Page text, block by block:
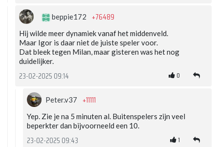
beppie172 +76489
Hij wilde meer dynamiek vanaf het middenveld.
Maar Igor is daar niet de juiste speler voor.
Dat bleek tegen Milan, maar gisteren was het nog
duidelijker.
23-02-2025 09:14 0
Peter.v37 +11111
Yep. Zie je na 5 minuten al. Buitenspelers zijn veel
beperkter dan bijvoorneeld een 10.
23-02-2025 09:43 1